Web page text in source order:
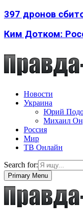
397 дронов
Ким Дотком:
Новости
Украина
Юрий
Михаил
Россия
Мир
ТВ Онлайн
Search for:
Primary Menu